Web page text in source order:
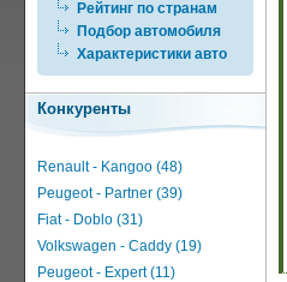
Рейтинг по странам
Подбор автомобиля
Характеристики авто
Конкуренты
Renault - Kangoo (48)
Peugeot - Partner (39)
Fiat - Doblo (31)
Volkswagen - Caddy (19)
Peugeot - Expert (11)